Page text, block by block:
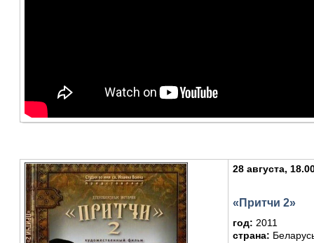
28 августа,
«Притчи 2»
год: 2011
страна: